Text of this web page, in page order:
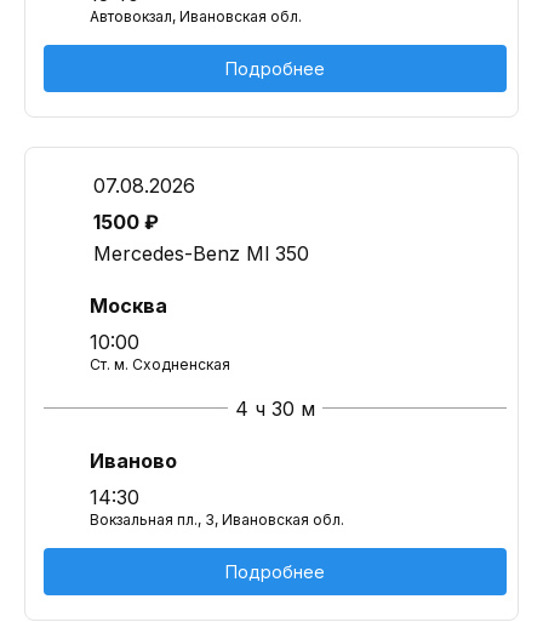
Автовокзал, Ивановская обл.
Подробнее
07.08.2026
1500 ₽
Mercedes-Benz Ml 350
Москва
10:00
Ст. м. Сходненская
4 ч 30 м
Иваново
14:30
Вокзальная пл., 3, Ивановская обл.
Подробнее